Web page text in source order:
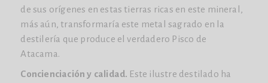
de sus orígenes en estas tierras ricas en este mineral,
más aún, transformaría este metal sagrado en la
destilería que produce el verdadero Pisco de
Atacama.
Concienciación y calidad. Este ilustre destilado ha